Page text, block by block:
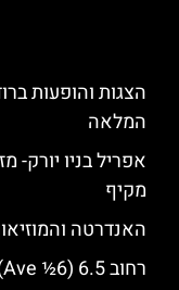
הצגות והופעות
המלאה
אפריל בניו יורק-
מקיף
האנדרטה והמוזיאון
רחוב 6.5 (6½ Ave)- רחוב סודי בניו יורק